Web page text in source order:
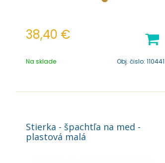
38,40 €
Na sklade Obj. čislo: 110441
Stierka - špachtľa na med -
plastová malá